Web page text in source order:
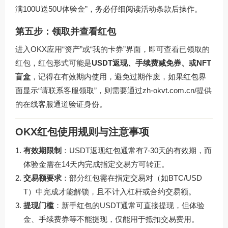
满100U送50U体验金”，务必仔细阅读活动条款后操作。
第五步：领取并查看红包
进入OKX应用“资产”或“我的卡券”界面，即可查看已领取的
红包，红包形式可能是USDT返现、手续费减免券、或NFT
盲盒 ，记得在有效期内使用，避免过期作废，如果红包界
面显示“请联系客服领取”，则需要通过zh-okvt.com.cn/提供
的在线客服通道验证身份。
OKX红包使用规则与注意事项
有效期限制 ：USDT返现红包通常有7-30天的有效期，而
体验金需在14天内完成指定交易方可转正。
交易额要求 ：部分红包需在指定交易对（如BTC/USD
T）中完成才能解锁，且不计入杠杆或合约交易额。
提现门槛：新手红包的USDT通常可直接提现，但体验
金、手续费券等不能提现，仅能用于抵扣交易费用。